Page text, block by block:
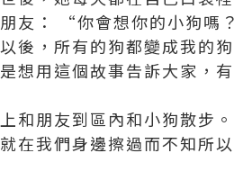
友： “你會想你的小狗
後，所有的狗都變成我的
想用這個故事告訴大家，
和朋友到區內和小狗散步
在我們身邊擦過而不知所